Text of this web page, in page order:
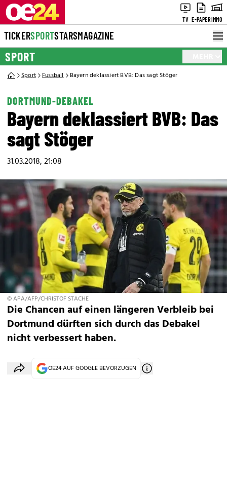
TV E-PAPERIMMO
TICKERSPORTSTARSMAGAZINE
SPORT
Sport Fussball Bayern deklassiert BVB: Das sagt Stöger
DORTMUND-DEBAKEL
Bayern deklassiert BVB: Das
sagt Stöger
31.03.2018, 21:08
© APA/AFP/CHRISTOF STACHE
Die Chancen auf einen längeren Verbleib bei
Dortmund dürften sich durch das Debakel
nicht verbessert haben.
OE24 AUF GOOGLE BEVORZUGEN